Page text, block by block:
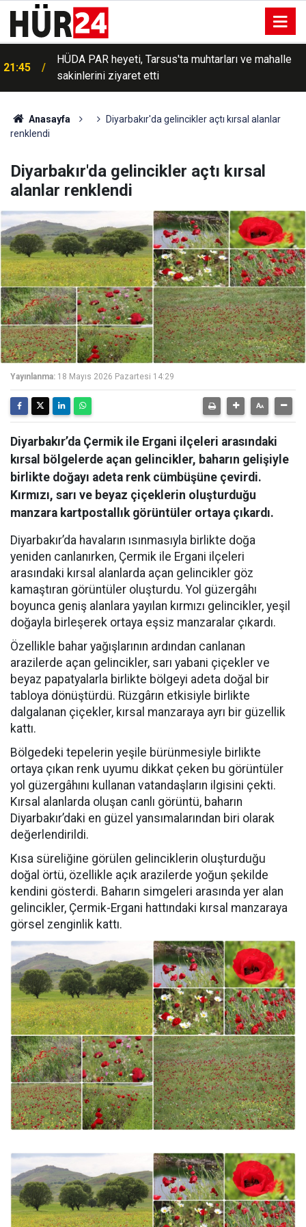
21:45
HÜDA PAR heyeti, Tarsus'ta muhtarları ve mahalle
sakinlerini ziyaret etti
Anasayfa
Diyarbakır'da gelincikler açtı kırsal alanlar
renklendi
Diyarbakır'da gelincikler açtı kırsal
alanlar renklendi
Yayınlanma: 18 Mayıs 2026 Pazartesi 14:29
Diyarbakır’da Çermik ile Ergani ilçeleri arasındaki
kırsal bölgelerde açan gelincikler, baharın gelişiyle
birlikte doğayı adeta renk cümbüşüne çevirdi.
Kırmızı, sarı ve beyaz çiçeklerin oluşturduğu
manzara kartpostallık görüntüler ortaya çıkardı.
Diyarbakır’da havaların ısınmasıyla birlikte doğa
yeniden canlanırken, Çermik ile Ergani ilçeleri
arasındaki kırsal alanlarda açan gelincikler göz
kamaştıran görüntüler oluşturdu. Yol güzergâhı
boyunca geniş alanlara yayılan kırmızı gelincikler, yeşil
doğayla birleşerek ortaya eşsiz manzaralar çıkardı.
Özellikle bahar yağışlarının ardından canlanan
arazilerde açan gelincikler, sarı yabani çiçekler ve
beyaz papatyalarla birlikte bölgeyi adeta doğal bir
tabloya dönüştürdü. Rüzgârın etkisiyle birlikte
dalgalanan çiçekler, kırsal manzaraya ayrı bir güzellik
kattı.
Bölgedeki tepelerin yeşile bürünmesiyle birlikte
ortaya çıkan renk uyumu dikkat çeken bu görüntüler
yol güzergâhını kullanan vatandaşların ilgisini çekti.
Kırsal alanlarda oluşan canlı görüntü, baharın
Diyarbakır’daki en güzel yansımalarından biri olarak
değerlendirildi.
Kısa süreliğine görülen gelinciklerin oluşturduğu
doğal örtü, özellikle açık arazilerde yoğun şekilde
kendini gösterdi. Baharın simgeleri arasında yer alan
gelincikler, Çermik-Ergani hattındaki kırsal manzaraya
görsel zenginlik kattı.